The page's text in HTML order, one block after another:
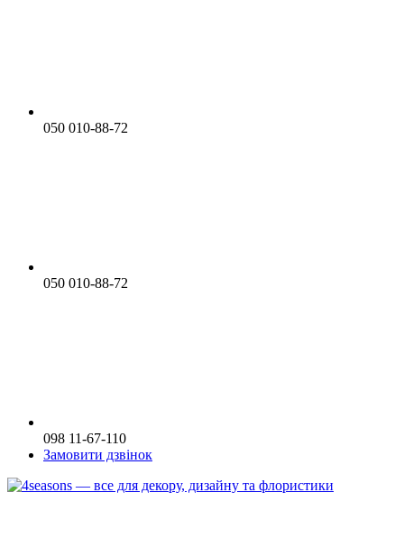
050 010-88-72
050 010-88-72
098 11-67-110
Замовити дзвінок